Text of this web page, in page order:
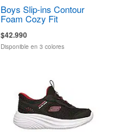
Boys Slip-ins Contour
Foam Cozy Fit
$42.990
Disponible en 3 colores